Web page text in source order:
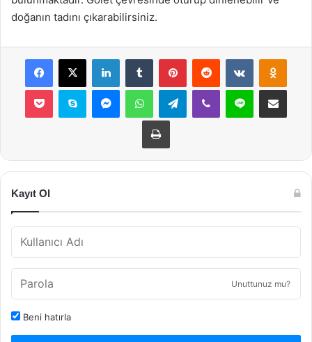
doğanın tadını çıkarabilirsiniz.
Facebook
X LinkedInTumblr PinterestReddit VKontakte
Pocket Skype MessengerWhatsAppTelegramViber Line E-Posta ile
Yazdır
Kayıt Ol
Unuttunuz mu?
Beni hatırla